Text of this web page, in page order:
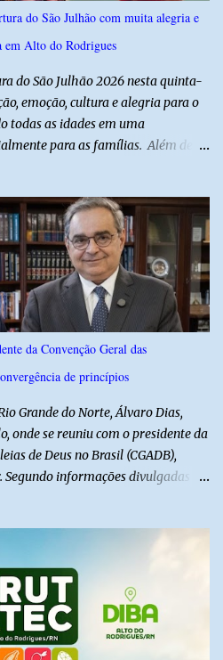
Segundo informações da
de um policial militar. PM reforça
nota, a Polícia Militar manifestou
do São Julhão com muita alegria e
em Alto do Rodrigues
do São Julhão 2026 nesta quinta-
emoção, cultura e alegria para o
todas as idades em uma
para as famílias. Além de
do alto-rodriguense.
apresentações que
com as quadrilhas das escolas
Gurgel, o ritmo contagiante
a alegria do grupo da Melhor Idade
do Cangaço: o Fiar da
Para fechar a noite com muitas
humorista Titela do Ceará garantiu
tudo é que a festa continua com
reafirmando o sucesso ...
da Convenção Geral das
de princípios
Grande do Norte, Álvaro Dias,
onde se reuniu com o presidente da
de Deus no Brasil (CGADB),
informações divulgadas
acordo com a campanha de Álvaro
Júnior manifestou apoio à
da participação dos cristãos
a valorização de princípios
à corrupção, o
da vida. Ainda segundo a